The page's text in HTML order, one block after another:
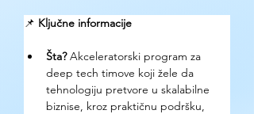
📌 Ključne informacije
Šta? Akceleratorski program za
deep tech timove koji žele da
tehnologiju pretvore u skalabilne
biznise, kroz praktičnu podršku,